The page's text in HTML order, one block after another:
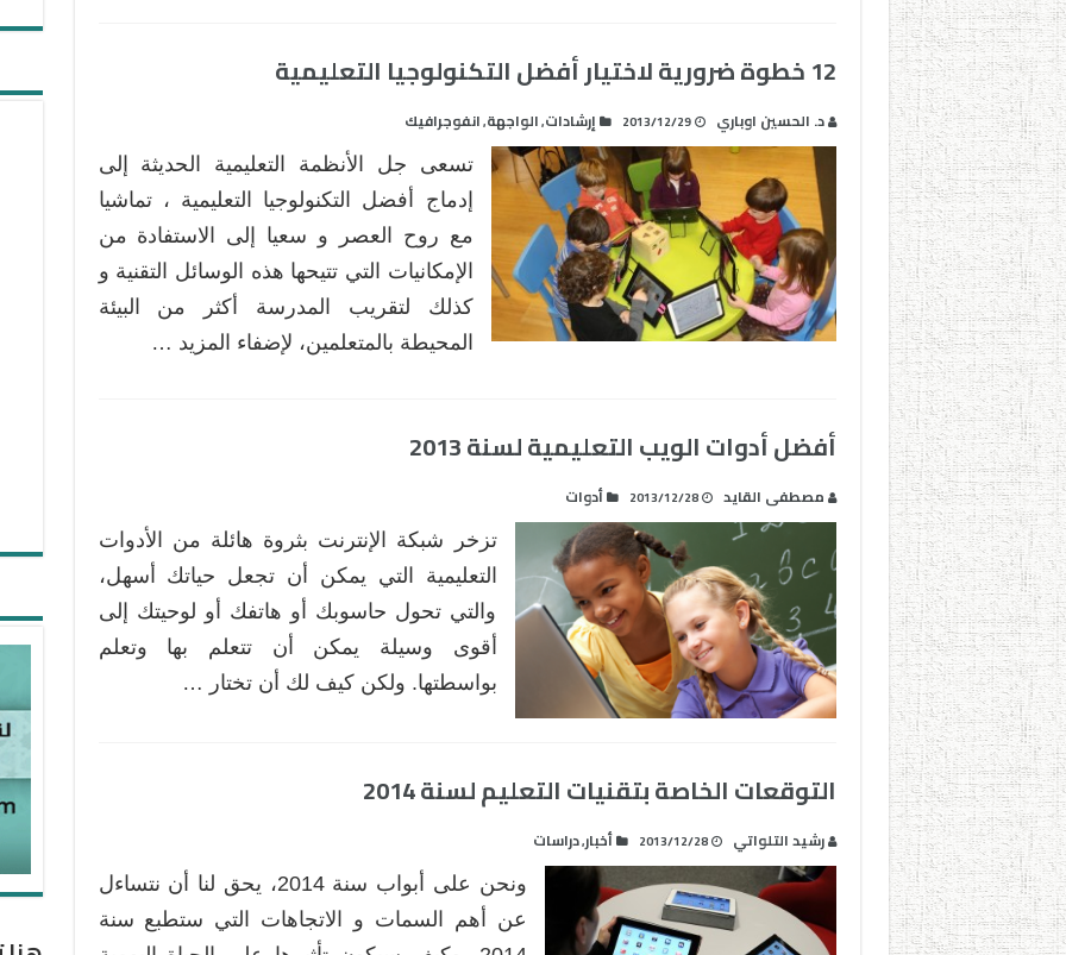
12 خطوة ضرورية لاختيار أفضل التكنولوجيا التعليمية
د. الحسين اوباري 2013/12/29 إرشادات,الواجهة,انفوجرافيك
تسعى جل الأنظمة التعليمية الحديثة إلى
إدماج أفضل التكنولوجيا التعليمية ، تماشيا
مع روح العصر و سعيا إلى الاستفادة من
الإمكانيات التي تتيحها هذه الوسائل التقنية و
كذلك لتقريب المدرسة أكثر من البيئة
المحيطة بالمتعلمين، لإضفاء المزيد …
أفضل أدوات الويب التعليمية لسنة 2013
مصطفى القايد 2013/12/28 أدوات
تزخر شبكة الإنترنت بثروة هائلة من الأدوات
التعليمية التي يمكن أن تجعل حياتك أسهل،
والتي تحول حاسوبك أو هاتفك أو لوحيتك إلى
أقوى وسيلة يمكن أن تتعلم بها وتعلم
بواسطتها. ولكن كيف لك أن تختار …
التوقعات الخاصة بتقنيات التعليم لسنة 2014
رشيد التلواتي 2013/12/28 أخبار,دراسات
ونحن على أبواب سنة 2014، يحق لنا أن نتساءل
عن أهم السمات و الاتجاهات التي ستطبع سنة